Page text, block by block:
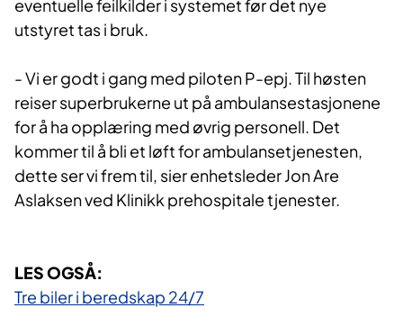
eventuelle feilkilder i systemet før det nye
utstyret tas i bruk.
- Vi er godt i gang med piloten P-epj. Til høsten
reiser superbrukerne ut på ambulansestasjonene
for å ha opplæring med øvrig personell. Det
kommer til å bli et løft for ambulansetjenesten,
dette ser vi frem til, sier enhetsleder Jon Are
Aslaksen ved Klinikk prehospitale tjenester.​
LES OGSÅ:
​​Tre biler i beredskap 24/7